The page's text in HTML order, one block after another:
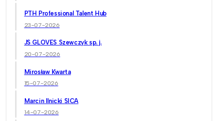
PTH Professional Talent Hub
23-07-2026
JS GLOVES Szewczyk sp. j.
20-07-2026
Mirosław Kwarta
15-07-2026
Marcin Ilnicki SICA
14-07-2026